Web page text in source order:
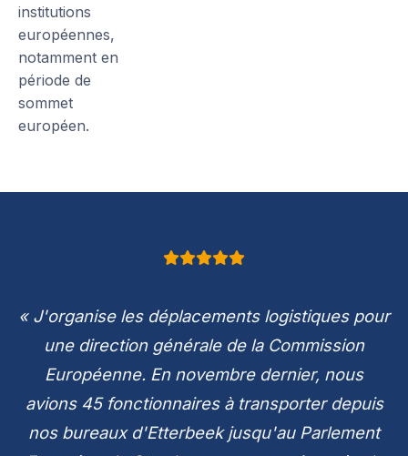
institutions
européennes,
notamment en
période de
sommet
européen.
« J'organise les déplacements logistiques pour
une direction générale de la Commission
Européenne. En novembre dernier, nous
avions 45 fonctionnaires à transporter depuis
nos bureaux d'Etterbeek jusqu'au Parlement